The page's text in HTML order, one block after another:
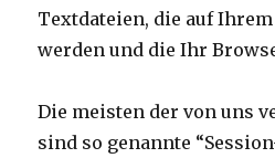
Textdateien, die auf
werden und die Ihr
Die meisten der von uns
sind so genannte